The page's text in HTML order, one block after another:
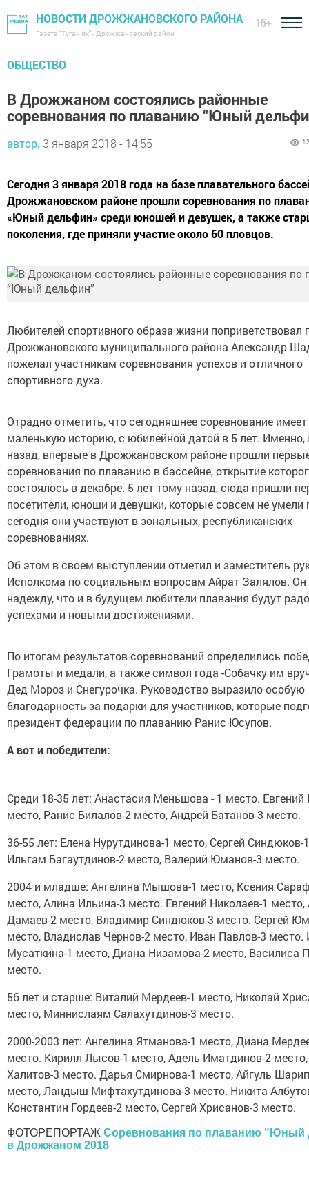
НОВОСТИ ДРОЖЖАНОВСКОГО РАЙОНА
Газета "Туган як" - Дрожжановский район
16+
ОБЩЕСТВО
В Дрожжаном состоялись районные
соревнования по плаванию “Юный
автор, 3 января 2018 - 14:55
Сегодня 3 января 2018 года на базе плавательного
Дрожжановском районе прошли соревнования по
«Юный дельфин» среди юношей и девушек, а также
поколения, где приняли участие около 60 пловцов.
Любителей спортивного образа жизни поприветствовал
Дрожжановского муниципального района Александр
пожелал участникам соревнования успехов и отличного
спортивного духа.
Отрадно отметить, что сегодняшнее соревнование
маленькую историю, с юбилейной датой в 5 лет. Именно,
назад, впервые в Дрожжановском районе прошли
соревнования по плаванию в бассейне, открытие
состоялось в декабре. 5 лет тому назад, сюда пришли
посетители, юноши и девушки, которые совсем не умели
сегодня они участвуют в зональных, республиканских
соревнованиях.
Об этом в своем выступлении отметил и заместитель
Исполкома по социальным вопросам Айрат Залялов.
надежду, что и в будущем любители плавания будут
успехами и новыми достижениями.
По итогам результатов соревнований определились
Грамоты и медали, а также символ года -Собачку им
Дед Мороз и Снегурочка. Руководство выразило особую
благодарность за подарки для участников, которые
президент федерации по плаванию Ранис Юсупов.
А вот и победители:
Среди 18-35 лет: Анастасия Меньшова - 1 место.
место, Ранис Билалов-2 место, Андрей Батанов-3 место.
36-55 лет: Елена Нурутдинова-1 место, Сергей Синдюков-
Ильгам Багаутдинов-2 место, Валерий Юманов-3 место.
2004 и младше: Ангелина Мышова-1 место, Ксения
место, Алина Ильина-3 место. Евгений Николаев-1 место,
Дамаев-2 место, Владимир Синдюков-3 место. Сергей
место, Владислав Чернов-2 место, Иван Павлов-3 место.
Мусаткина-1 место, Диана Низамова-2 место, Василиса
место.
56 лет и старше: Виталий Мердеев-1 место, Николай
место, Миннислаям Салахутдинов-3 место.
2000-2003 лет: Ангелина Ятманова-1 место, Диана
место. Кирилл Лысов-1 место, Адель Иматдинов-2
Халитов-3 место. Дарья Смирнова-1 место, Айгуль
место, Ландыш Мифтахутдинова-3 место. Никита
Константин Гордеев-2 место, Сергей Хрисанов-3 место.
ФОТОРЕПОРТАЖ Соревнования по плаванию "Юный
в Дрожжаном 2018